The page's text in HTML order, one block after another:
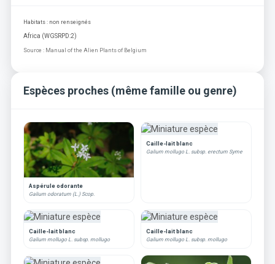
Habitats : non renseignés
Africa (WGSRPD:2)
Source : Manual of the Alien Plants of Belgium
Espèces proches (même famille ou genre)
Aspérule odorante
Galium odoratum (L.) Scop.
Caille-lait blanc
Galium mollugo L. subsp. erectum Syme
Caille-lait blanc
Galium mollugo L. subsp. mollugo
Caille-lait blanc
Galium mollugo L. subsp. mollugo